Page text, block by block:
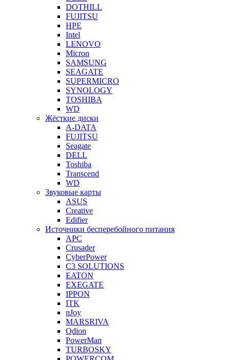
DOTHILL
FUJITSU
HPE
Intel
LENOVO
Micron
SAMSUNG
SEAGATE
SUPERMICRO
SYNOLOGY
TOSHIBA
WD
Жёсткие диски
A-DATA
FUJITSU
Seagate
DELL
Toshiba
Transcend
WD
Звуковые карты
ASUS
Creative
Edifier
Источники бесперебойного питания
APC
Crusader
CyberPower
C3 SOLUTIONS
EATON
EXEGATE
IPPON
ITK
nJoy
MARSRIVA
Qdion
PowerMan
TURBOSKY